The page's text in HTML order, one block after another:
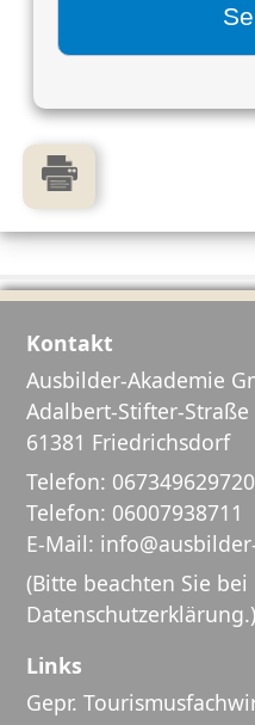
Kontakt
Ausbilder-Akademie
Adalbert-Stifter-Straße
61381 Friedrichsdorf
Telefon: 067349629720
Telefon: 06007938711
E-Mail:
(Bitte beachten Sie
Datenschutzerklärung.)
Links
Gepr.